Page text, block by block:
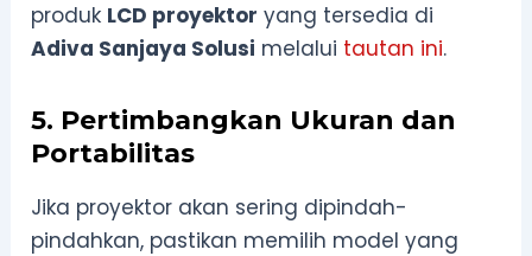
produk LCD proyektor yang tersedia di
Adiva Sanjaya Solusi melalui tautan ini.
5. Pertimbangkan Ukuran dan
Portabilitas
Jika proyektor akan sering dipindah-
pindahkan, pastikan memilih model yang